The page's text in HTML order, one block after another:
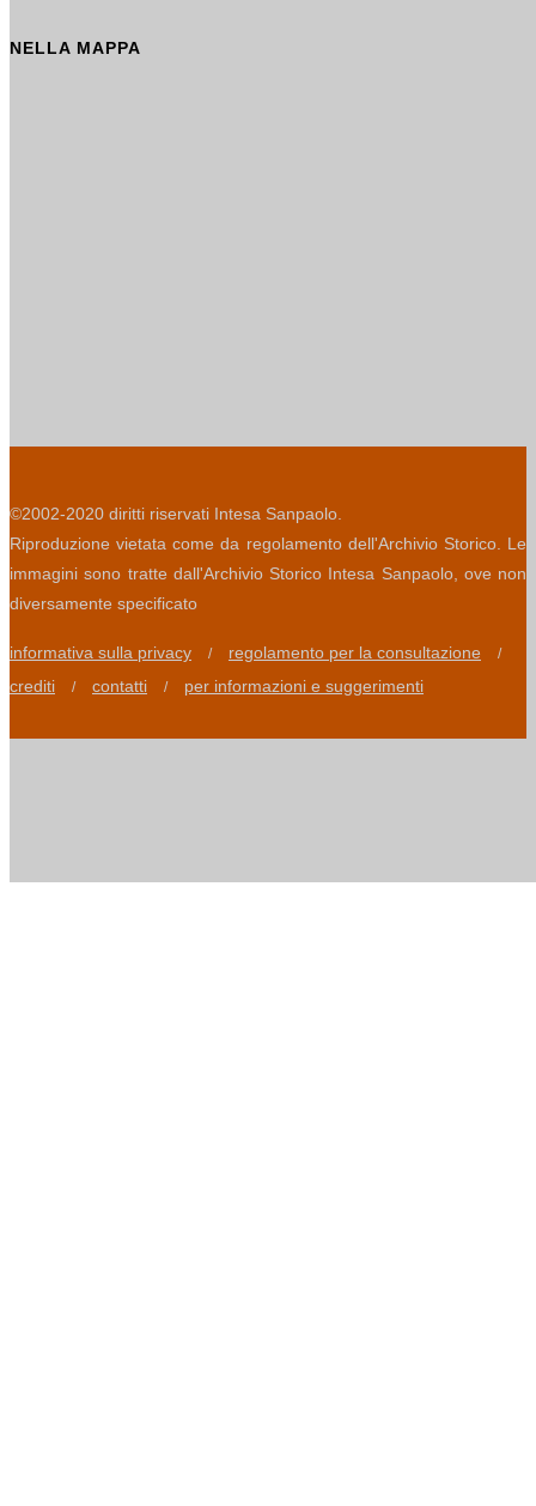
NELLA MAPPA
©2002-2020 diritti riservati Intesa Sanpaolo.
Riproduzione vietata come da regolamento dell'Archivio Storico. Le
immagini sono tratte dall'Archivio Storico Intesa Sanpaolo, ove non
diversamente specificato
informativa sulla privacy / regolamento per la consultazione /
crediti / contatti / per informazioni e suggerimenti